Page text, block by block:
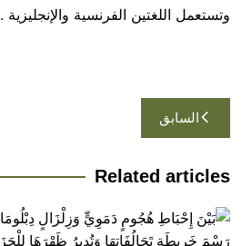
وتستعمل اللغتين الفرنسية والإنجليزية .
تصفّح
المقالات
السابق
Related articles